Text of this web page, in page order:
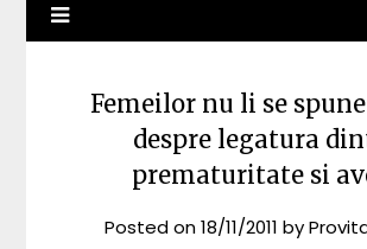
Femeilor nu li se
despre legatura
prematuritate si
Posted on18/11/2011 by